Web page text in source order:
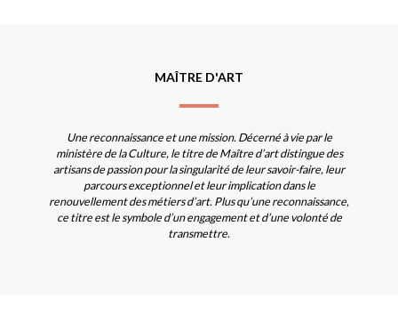
MAÎTRE D'ART
Une reconnaissance et une mission. Décerné à vie par le
ministère de la Culture, le titre de Maître d’art distingue des
artisans de passion pour la singularité de leur savoir-faire, leur
parcours exceptionnel et leur implication dans le
renouvellement des métiers d’art. Plus qu’une reconnaissance,
ce titre est le symbole d’un engagement et d’une volonté de
transmettre.